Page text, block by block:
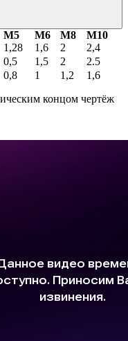
М5 М6 М8
М10
1,28 1,6 2
2,4
0,5 1,5 2
2.5
0,8 1 1,2 1,6